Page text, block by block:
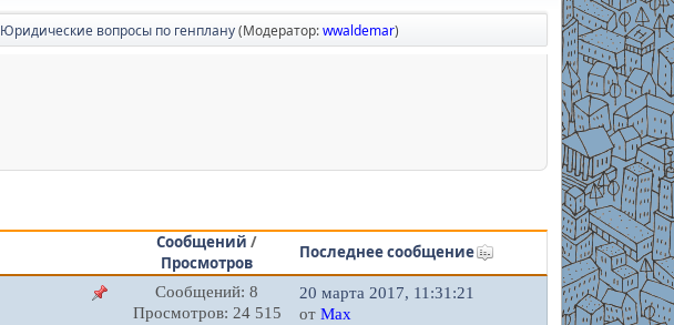
Юридичеcкие вопросы по генплану(Модератор:wwaldemar)
Сообщений /
Просмотров
Последнее сообщение
Сообщений: 8
Просмотров: 24 515
20 марта 2017, 11:31:21
отMax